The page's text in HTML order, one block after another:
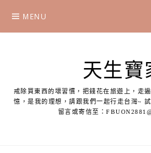
content
MENU
天生寶
戒除買東西的壞習慣，把錢花在旅遊上，走
憶，是我的理想，請跟我們一起行走台灣~
留言或寄信至：